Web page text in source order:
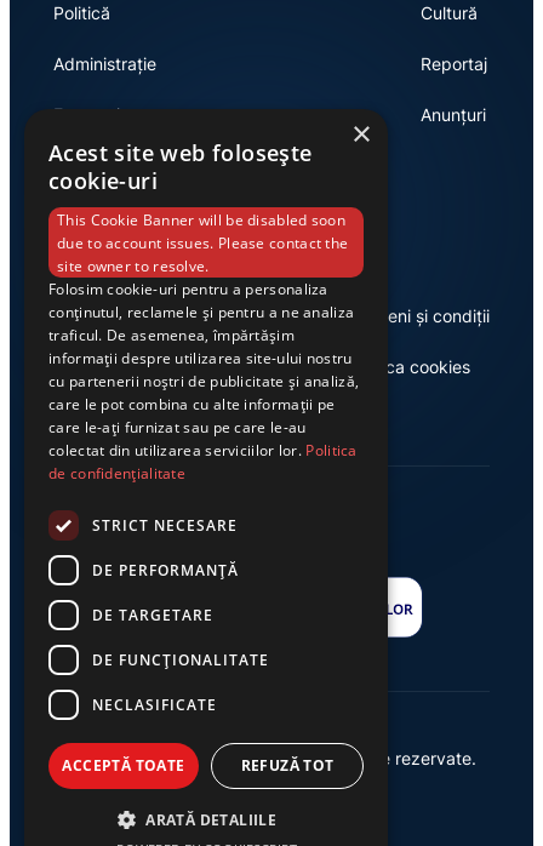
Politică
Administrație
Economie
Cultură
Reportaj
Anunțuri
Link-uri utile
Despre noi
Casa de editură Exclusiv
Termeni și condiții
Politica cookies
© 2026 Ziarul Exclusiv – Toate drepturile rezervate.
Powered by {AW}
×
Acest site web folosește
cookie-uri
This Cookie Banner will be disabled soon
due to account issues. Please contact the
site owner to resolve.
Folosim cookie-uri pentru a personaliza
conținutul, reclamele și pentru a ne analiza
traficul. De asemenea, împărtășim
informații despre utilizarea site-ului nostru
cu partenerii noștri de publicitate și analiză,
care le pot combina cu alte informații pe
care le-ați furnizat sau pe care le-au
colectat din utilizarea serviciilor lor. Politica
de confidențialitate
STRICT NECESARE
DE PERFORMANȚĂ
DE TARGETARE
DE FUNCŢIONALITATE
NECLASIFICATE
ACCEPTĂ TOATE REFUZĂ TOT
ARATĂ DETALIILE